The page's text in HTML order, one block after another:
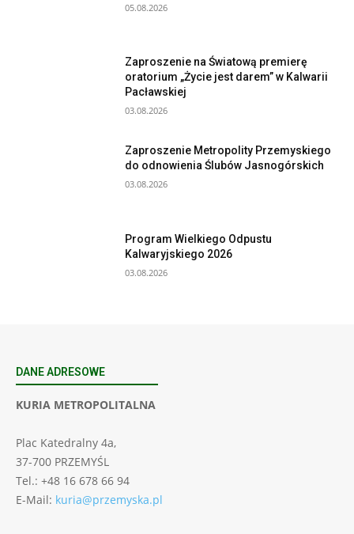
05.08.2026
Zaproszenie na Światową premierę
oratorium „Życie jest darem” w Kalwarii
Pacławskiej
03.08.2026
Zaproszenie Metropolity Przemyskiego
do odnowienia Ślubów Jasnogórskich
03.08.2026
Program Wielkiego Odpustu
Kalwaryjskiego 2026
03.08.2026
DANE ADRESOWE
KURIA METROPOLITALNA
Plac Katedralny 4a,
37-700 PRZEMYŚL
Tel.: +48 16 678 66 94
E-Mail: kuria@przemyska.pl